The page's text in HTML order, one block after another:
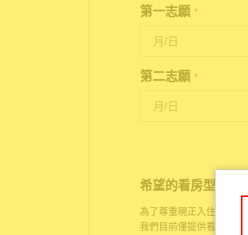
第一志願 *
第二志願 *
希望的看房型態
為了尊重現正入住房客的
我們目前僅提供看房服務